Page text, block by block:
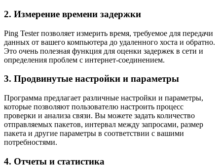
2. Измерение времени задержки
Ping Tester позволяет измерить время, требуемое для передачи
данных от вашего компьютера до удаленного хоста и обратно.
Это очень полезная функция для оценки задержек в сети и
определения проблем с интернет-соединением.
3. Продвинутые настройки и параметры
Программа предлагает различные настройки и параметры,
которые позволяют пользователю настроить процесс
проверки и анализа связи. Вы можете задать количество
отправляемых пакетов, интервал между запросами, размер
пакета и другие параметры в соответствии с вашими
потребностями.
4. Отчеты и статистика